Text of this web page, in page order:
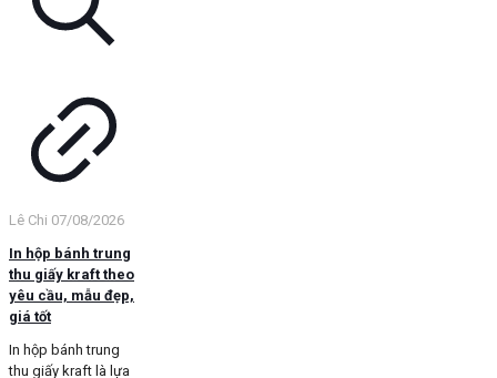
Lê Chi 07/08/2026
In hộp bánh trung
thu giấy kraft theo
yêu cầu, mẫu đẹp,
giá tốt
In hộp bánh trung
thu giấy kraft là lựa